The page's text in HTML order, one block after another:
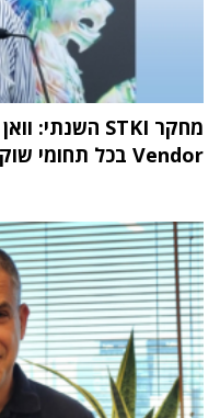
Vendor בכל תחומי שוק ה-IT